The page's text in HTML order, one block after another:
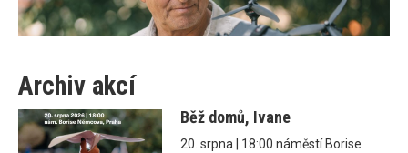
Archiv akcí
Běž domů, Ivane
20. srpna | 18:00 náměstí Borise